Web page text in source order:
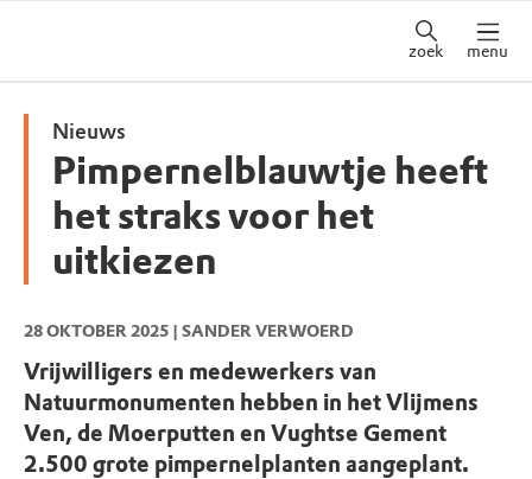
zoek menu
Nieuws
Pimpernelblauwtje heeft
het straks voor het
uitkiezen
28 OKTOBER 2025 | SANDER VERWOERD
Vrijwilligers en medewerkers van
Natuurmonumenten hebben in het Vlijmens
Ven, de Moerputten en Vughtse Gement
2.500 grote pimpernelplanten aangeplant.